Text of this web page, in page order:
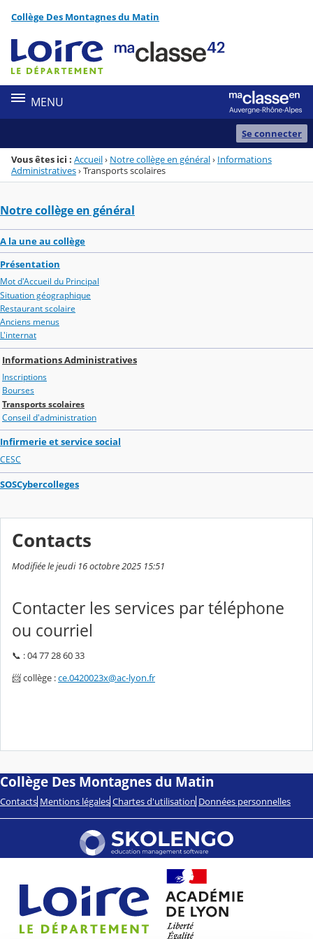
Menu de la rubrique
Contenu
Collège Des Montagnes du Matin
MENU
Se connecter
Vous êtes ici : Accueil› Notre collège en général› Informations
Administratives›Transports scolaires
Notre collège en général
A la une au collège
Présentation
Mot d'Accueil du Principal
Situation géographique
Restaurant scolaire
Anciens menus
L'internat
Informations Administratives
Inscriptions
Bourses
Transports scolaires
Conseil d'administration
Infirmerie et service social
CESC
SOSCybercolleges
Contacts
Modifiée le jeudi 16 octobre 2025 15:51
Contacter les services par téléphone
ou courriel
📞 : 04 77 28 60 33
📨 collège :ce.0420023x@ac-lyon.fr
Collège Des Montagnes du Matin
Contacts Mentions légales Chartes d'utilisation Données personnelles